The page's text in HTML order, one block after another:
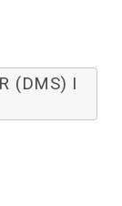
(DMS) I